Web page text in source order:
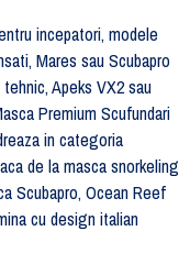
incepatori, modele
Mares sau Scubapro
Apeks VX2 sau
Premium Scufundari
in categoria
de la masca snorkeling
Scubapro, Ocean Reef
cu design italian